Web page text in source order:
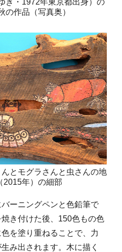
き・1972年東京都出身）の
の作品（写真奥）
とモグラさんと虫さんの地
2015年）の細部
ーニングペンと色鉛筆で
き付けた後、150色もの色
を塗り重ねることで、力
み出されます。木に描く